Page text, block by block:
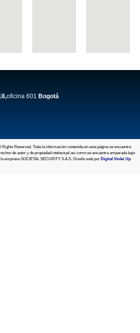
oficina 601 Bogotá
Reserved. Toda la información contenida en esta página se encuentra
de autor y de propiedad intelectual así como se encuentra amparada bajo
empresa SOCIETAL SECURITY S.A.S. Diseño web por Digital Violet Up